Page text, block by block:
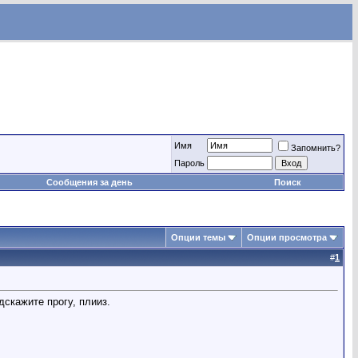
Имя
Запомнить?
Пароль
Сообщения за день
Поиск
Опции темы Опции просмотра
#1
прогу, плииз.